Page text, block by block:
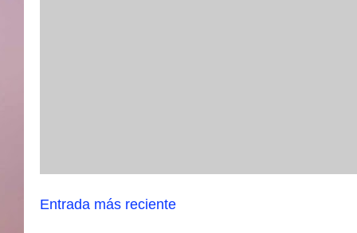
Entrada más reciente